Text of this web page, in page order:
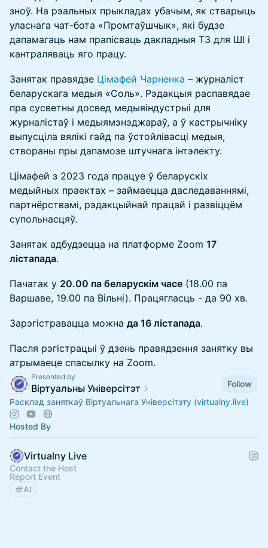
зноў. На рэальных прыкладах убачым, як стварыць
уласнага чат-бота «Промтаўшчык», які будзе
дапамагаць нам прапісваць дакладныя ТЗ для ШІ і
кантраляваць яго працу.
Занятак правядзе Цімафей Чарненка – журналіст
беларускага медыя «Соль». Рэдакцыя распавядае
пра сусветны досвед медыяіндустрыі для
журналістаў і медыямэнэджараў, а ў кастрычніку
выпусціла вялікі гайд па ўстойлівасці медыя,
створаны пры дапамозе штучнага інтэлекту.
Цімафей з 2023 года працуе ў беларускіх
медыйных праектах – займаецца даследаваннямі,
партнёрствамі, рэдакцыйнай працай і развіццём
супольнасцяў.
Занятак адбудзецца на платформе Zoom 17
лістапада.
Пачатак у 20.00 па беларускім часе (18.00 па
Варшаве, 19.00 па Вільні). Працягласць - да 90 хв.
Зарэгістравацца можна да 16 лістапада.
Пасля рэгістрацыі ў дзень правядзення занятку вы
атрымаеце спасылку на Zoom.
Presented by
Віртуальны Універсітэт
Follow
Расклад заняткаў Віртуальнага Універсітэту (virtualny.live)
Hosted By
Virtualny Live
Contact the Host
Report Event
AI